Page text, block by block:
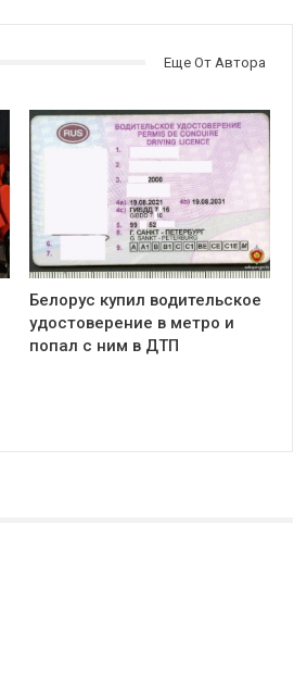
Еще От Автора
Белорус купил водительское
удостоверение в метро и
попал с ним в ДТП